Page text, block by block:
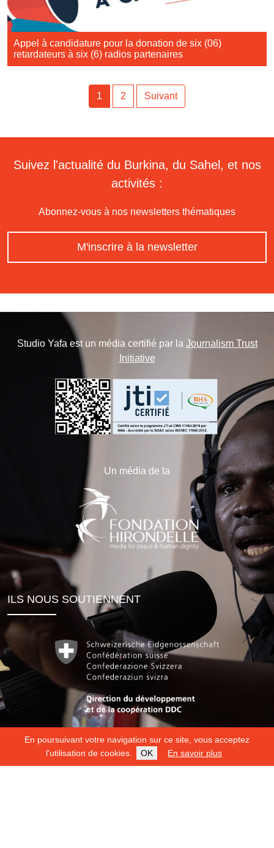
En poursuivant votre navigation sur ce site, vous acceptez
l'utilisation de cookies.
OK En savoir plus
Appel à candidature pour la donation de six (06)
retardateurs à six (6) radios partenaires
1 2 Suivant
Suivez l'actualité du Burkina, du Sahel, et nos
activités :
Abonnez-vous à nos newsletters thématiques
M'inscrire à la newsletter
Studio Yafa est un média certifié par la Journalism Trust
Initiative
Un média de la
ILS NOUS SOUTIENNENT